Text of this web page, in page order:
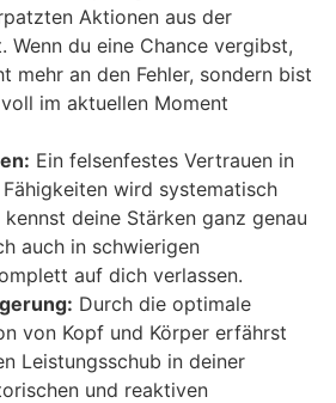
Aktionen aus der
Wenn du eine Chance vergibst,
mehr an den Fehler, sondern bist
im aktuellen Moment
Ein felsenfestes Vertrauen in
wird systematisch
deine Stärken ganz genau
auch in schwierigen
auf dich verlassen.
Durch die optimale
von Kopf und Körper erfährst
Leistungsschub in deiner
und reaktiven